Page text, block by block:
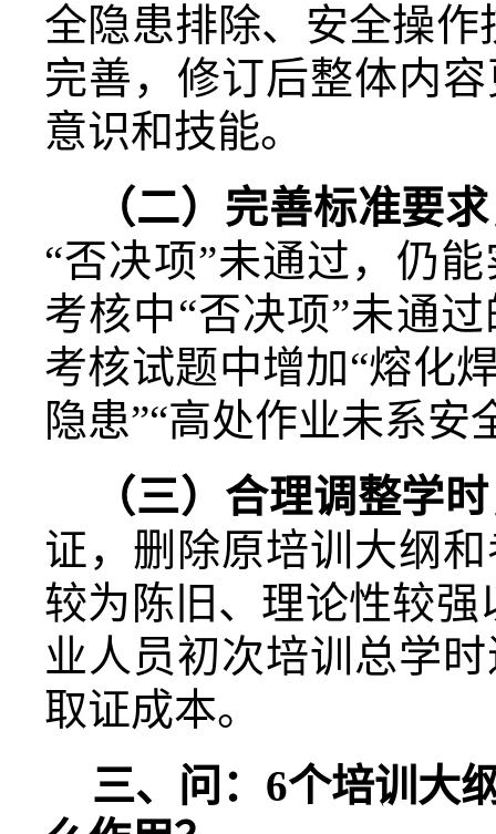
全隐患排除、安全操
完善，修订后整体内
意识和技能。
（二）完善标准要
“否决项”未通过，仍
考核中“否决项”未通
考核试题中增加“熔化
隐患”“高处作业未系安
（三）合理调整学
证，删除原培训大纲
较为陈旧、理论性较
业人员初次培训总学
取证成本。
三、问： 6个培训大